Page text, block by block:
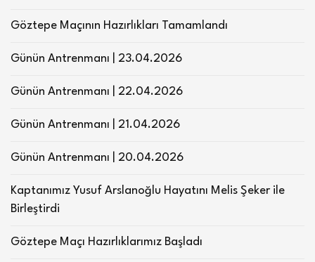
Göztepe Maçının Hazırlıkları Tamamlandı
Günün Antrenmanı | 23.04.2026
Günün Antrenmanı | 22.04.2026
Günün Antrenmanı | 21.04.2026
Günün Antrenmanı | 20.04.2026
Kaptanımız Yusuf Arslanoğlu Hayatını Melis Şeker ile
Birleştirdi
Göztepe Maçı Hazırlıklarımız Başladı